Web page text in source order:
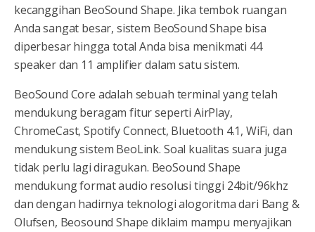
kecanggihan BeoSound Shape. Jika tembok ruangan
Anda sangat besar, sistem BeoSound Shape bisa
diperbesar hingga total Anda bisa menikmati 44
speaker dan 11 amplifier dalam satu sistem.
BeoSound Core adalah sebuah terminal yang telah
mendukung beragam fitur seperti AirPlay,
ChromeCast, Spotify Connect, Bluetooth 4.1, WiFi, dan
mendukung sistem BeoLink. Soal kualitas suara juga
tidak perlu lagi diragukan. BeoSound Shape
mendukung format audio resolusi tinggi 24bit/96khz
dan dengan hadirnya teknologi alogoritma dari Bang &
Olufsen, Beosound Shape diklaim mampu menyajikan